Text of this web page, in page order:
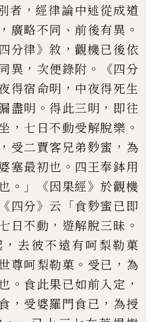
者 ， 經律論中述從成道
， 廣略不同 、前後有異 。
四分律》敘 ，觀機已後依
異 ， 次便錄附 。 《四分
得宿命明 ， 中夜得死生
盡明 。 得此三明 ， 即往
， 七日不動受解脫樂 。
， 受二賈客兄弟麨蜜 ， 為
塞最初也 。 四王奉鉢用
。」《因果經》 於觀機
四分》 云 「食麨蜜已即
日不動 ， 遊解脫三昧 。
，去彼不遠有呵梨勒菓
尊呵梨勒菓 。 受已 ， 為
。 食此果已如前入定 ，
， 受婆羅門食已 ， 為授